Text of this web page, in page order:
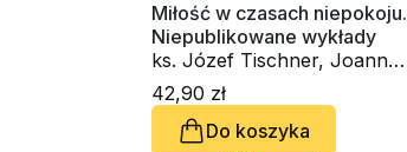
Miłość w czasach niepokoju.
Niepublikowane wykłady
ks. Józef Tischner, Joanna
Podsadecka
42,90 zł
Do koszyka